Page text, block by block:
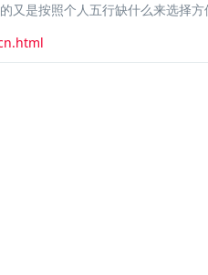
是按照个人五行缺什么来选择